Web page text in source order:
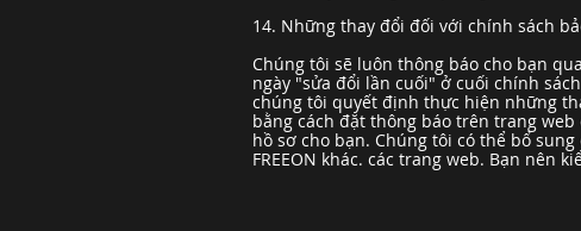
14. Những thay đổi đối với chính sách
Chúng tôi sẽ luôn thông báo cho bạn
ngày "sửa đổi lần cuối" ở cuối chính
chúng tôi quyết định thực hiện những
bằng cách đặt thông báo trên trang
hồ sơ cho bạn. Chúng tôi có thể bổ
FREEON khác. các trang web. Bạn nên